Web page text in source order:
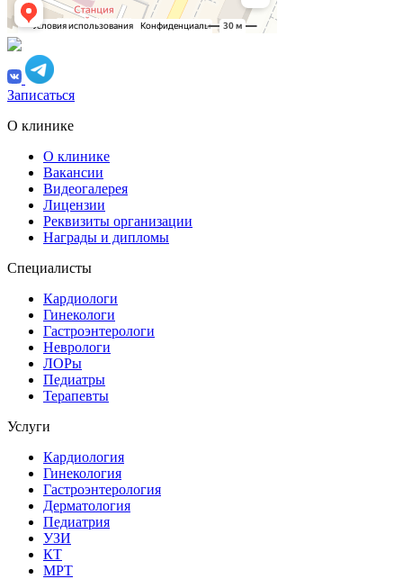
Записаться
О клинике
О клинике
Вакансии
Видеогалерея
Лицензии
Реквизиты организации
Награды и дипломы
Специалисты
Кардиологи
Гинекологи
Гастроэнтерологи
Неврологи
ЛОРы
Педиатры
Терапевты
Услуги
Кардиология
Гинекология
Гастроэнтерология
Дерматология
Педиатрия
УЗИ
КТ
МРТ